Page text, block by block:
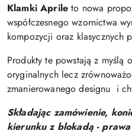
Klamki Aprile to nowa
współczesnego wzornictwa
kompozycji oraz klasycznych
Produkty te powstają z myślą
oryginalnych lecz
zmanierowanego designu i
Składając zamówienie,
kierunku z blokadą -